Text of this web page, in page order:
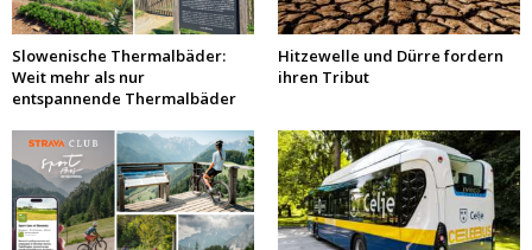
Slowenische Thermalbäder:
Weit mehr als nur
entspannende Thermalbäder
Hitzewelle und Dürre fordern
ihren Tribut